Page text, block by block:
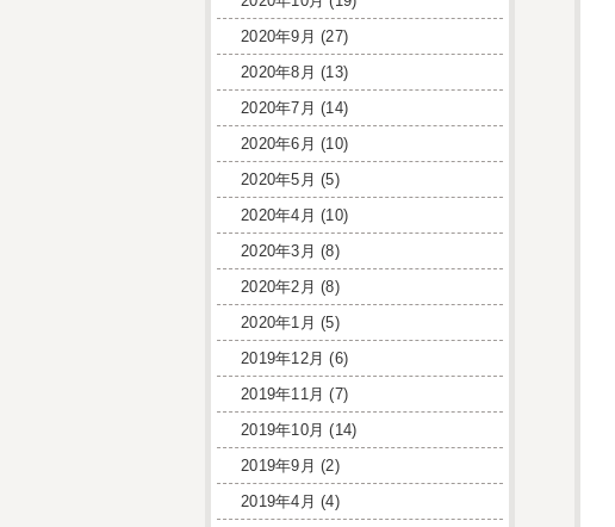
2020年9月 (27)
2020年8月 (13)
2020年7月 (14)
2020年6月 (10)
2020年5月 (5)
2020年4月 (10)
2020年3月 (8)
2020年2月 (8)
2020年1月 (5)
2019年12月 (6)
2019年11月 (7)
2019年10月 (14)
2019年9月 (2)
2019年4月 (4)